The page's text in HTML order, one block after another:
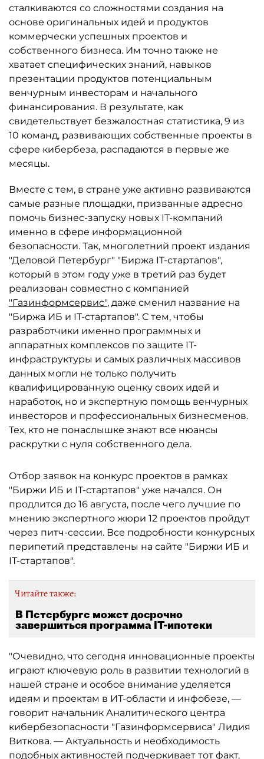
сталкиваются со сложностями создания на
основе оригинальных идей и продуктов
коммерчески успешных проектов и
собственного бизнеса. Им точно также не
хватает специфических знаний, навыков
презентации продуктов потенциальным
венчурным инвесторам и начального
финансирования. В результате, как
свидетельствует безжалостная статистика, 9 из
10 команд, развивающих собственные проекты в
сфере кибербеза, распадаются в первые же
месяцы.
Вместе с тем, в стране уже активно развиваются
самые разные площадки, призванные адресно
помочь бизнес-запуску новых IT-компаний
именно в сфере информационной
безопасности. Так, многолетний проект издания
"Деловой Петербург" "Биржа IT-стартапов",
который в этом году уже в третий раз будет
реализован совместно с компанией
"Газинформсервис", даже сменил название на
"Биржа ИБ и IT-стартапов". С тем, чтобы
разработчики именно программных и
аппаратных комплексов по защите IT-
инфраструктуры и самых различных массивов
данных могли не только получить
квалифицированную оценку своих идей и
наработок, но и экспертную помощь венчурных
инвесторов и профессиональных бизнесменов.
Тех, кто не понаслышке знают все нюансы
раскрутки с нуля собственного дела.
Отбор заявок на конкурс проектов в рамках
"Биржи ИБ и IT-стартапов" уже начался. Он
продлится до 16 августа, после чего лучшие по
мнению экспертного жюри 12 проектов пройдут
через питч-сессии. Все подробности конкурсных
перипетий представлены на сайте "Биржи ИБ и
IT-стартапов".
Читайте также:
В Петербурге может досрочно
завершиться программа IT-ипотеки
"Очевидно, что сегодня инновационные проекты
играют ключевую роль в развитии технологий в
нашей стране и особое внимание уделяется
идеям и проектам в ИТ-области и инфобезе, —
говорит начальник Аналитического центра
кибербезопасности "Газинформсервиса" Лидия
Виткова. — Актуальность и необходимость
подобных активностей подчеркивает тот факт,